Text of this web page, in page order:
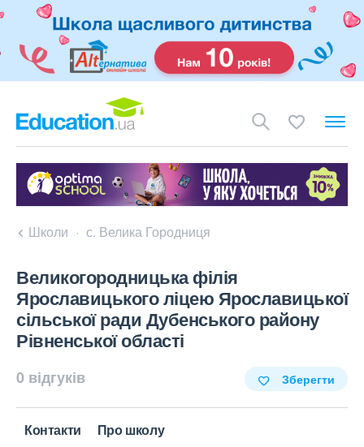
Школи с. Велика Городниця
Великогородницька філія
Ярославицького ліцею Ярославицької
сільської ради Дубенського району
Рівненської області
0 відгуків Зберегти
Контакти Про школу